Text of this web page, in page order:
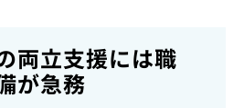
両立支援には職
が急務